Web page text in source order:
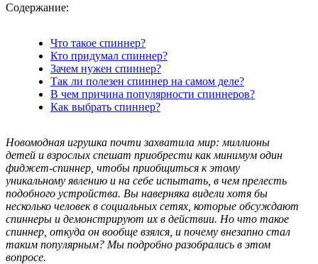
Содержание:
Что такое спиннер?
Кто придумал спиннер?
Зачем нужен спиннер?
Так ли полезен спиннер на самом деле?
В чем причина популярности спиннеров?
Как выбрать спиннер?
Новомодная игрушка почти захватила мир: миллионы
детей и взрослых спешат приобрести как минимум один
фиджет-спиннер, чтобы приобщиться к этому
уникальному явлению и на себе испытать, в чем прелесть
подобного устройства. Вы наверняка видели хотя бы
несколько человек в социальных сетях, которые обсуждают
спиннеры и демонстрируют их в действии. Но что такое
спиннер, откуда он вообще взялся, и почему внезапно стал
таким популярным? Мы подробно разобрались в этом
вопросе.